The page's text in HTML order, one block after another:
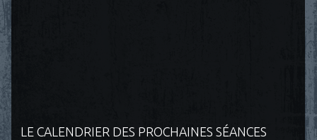
LE CALENDRIER DES PROCHAINES SÉANCES